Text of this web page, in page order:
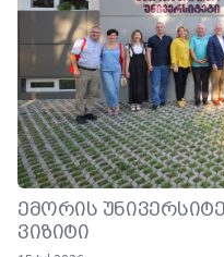
ᲔᲛᲝᲠᲘᲡ
ᲕᲘᲖᲘᲢᲘ